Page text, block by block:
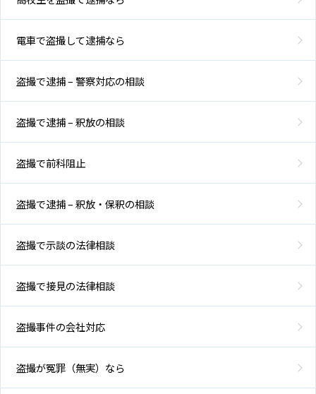
電車で盗撮して逮捕なら
盗撮で逮捕 – 警察対応の相談
盗撮で逮捕 – 釈放の相談
盗撮で前科阻止
盗撮で逮捕 – 釈放・保釈の相談
盗撮で示談の法律相談
盗撮で接見の法律相談
盗撮事件の会社対応
盗撮が冤罪（無実）なら